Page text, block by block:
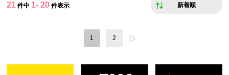
21 件中 1- 20 件表示 新着順
1 2